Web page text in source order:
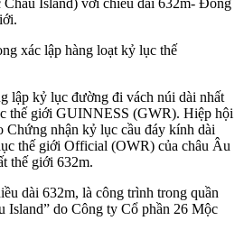
lập kỷ lục đường đi vách núi dài nhất
thế giới GUINNESS (GWR). Hiệp hội
nhận kỷ lục cầu đáy kính dài
thế giới Official (OWR) của châu Âu
thế giới 632m.
dài 632m, là công trình trong quần
Island” do Công ty Cổ phần 26 Mộc